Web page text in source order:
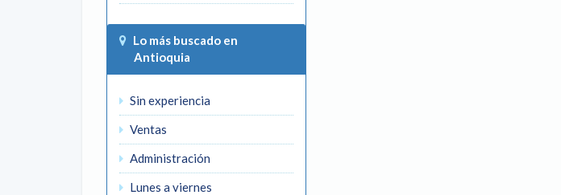
Lo más buscado en
Antioquia
Sin experiencia
Ventas
Administración
Lunes a viernes